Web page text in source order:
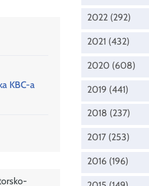
KBC-a
2022 (292)
2021 (432)
2020 (608)
2019 (441)
2018 (237)
2017 (253)
2016 (196)